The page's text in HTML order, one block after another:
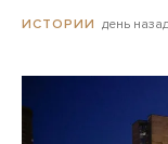
ИСТОРИИ день назад